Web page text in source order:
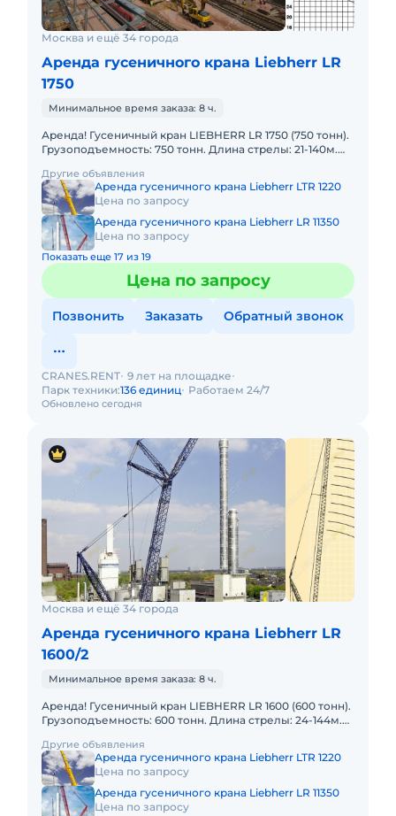
Москва и ещё 34 города
Аренда гусеничного крана Liebherr LR
1750
Минимальное время заказа: 8 ч.
Аренда! Гусеничный кран LIEBHERR LR 1750 (750 тонн).
Грузоподъемность: 750 тонн. Длина стрелы: 21-140м.
Другие объявления
Аренда гусеничного крана Liebherr LTR 1220
Цена по запросу
Аренда гусеничного крана Liebherr LR 11350
Цена по запросу
Показать еще 17 из 19
Цена по запросу
Позвонить Заказать Обратный звонок
Обновлено сегодня
CRANES.RENT 9 лет на площадке
Парк техники:136 единиц Работаем 24/7
Москва и ещё 34 города
Аренда гусеничного крана Liebherr LR
1600/2
Минимальное время заказа: 8 ч.
Аренда! Гусеничный кран LIEBHERR LR 1600 (600 тонн).
Грузоподъемность: 600 тонн. Длина стрелы: 24-144м.
Другие объявления
Аренда гусеничного крана Liebherr LTR 1220
Цена по запросу
Аренда гусеничного крана Liebherr LR 11350
Цена по запросу